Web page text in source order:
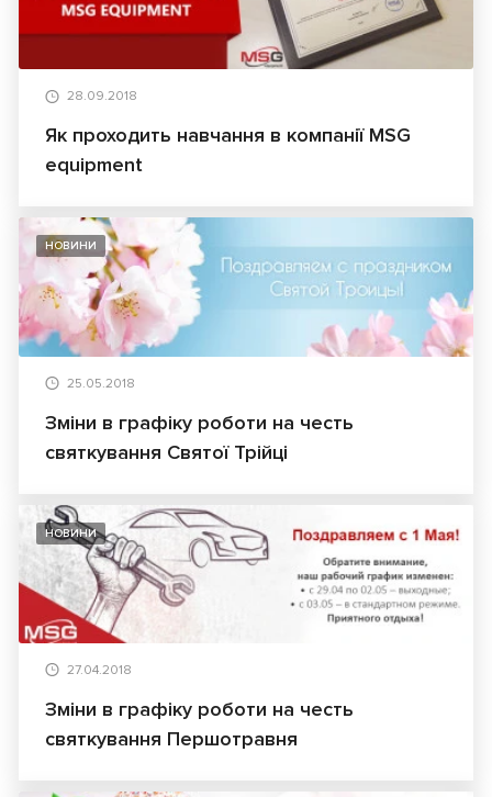
28.09.2018
Як проходить навчання в компанії MSG
equipment
НОВИНИ
25.05.2018
Зміни в графіку роботи на честь
святкування Святої Трійці
НОВИНИ
27.04.2018
Зміни в графіку роботи на честь
святкування Першотравня